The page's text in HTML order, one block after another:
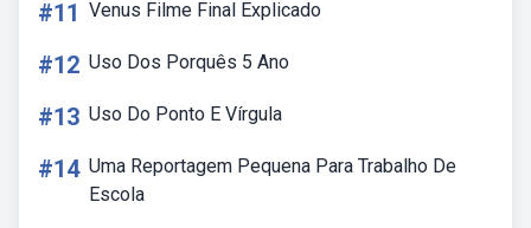
#11 Venus Filme Final Explicado
#12 Uso Dos Porquês 5 Ano
#13 Uso Do Ponto E Vírgula
#14 Uma Reportagem Pequena Para Trabalho De
Escola